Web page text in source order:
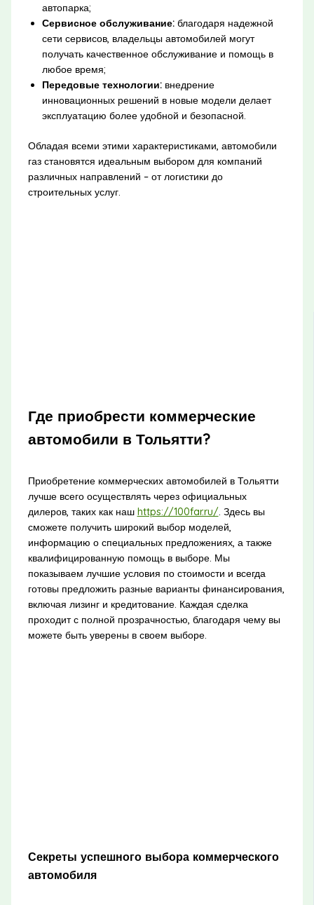
автопарка;
Сервисное обслуживание:благодаря надежной
сети сервисов, владельцы автомобилей могут
получать качественное обслуживание и помощь в
любое время;
Передовые технологии:внедрение
инновационных решений в новые модели делает
эксплуатацию более удобной и безопасной.
Обладая всеми этими характеристиками, автомобили
газ становятся идеальным выбором для компаний
различных направлений – от логистики до
строительных услуг.
Где приобрести коммерческие
автомобили в Тольятти?
Приобретение коммерческих автомобилей в Тольятти
лучше всего осуществлять через официальных
дилеров, таких как наш https://100far.ru/. Здесь вы
сможете получить широкий выбор моделей,
информацию о специальных предложениях, а также
квалифицированную помощь в выборе. Мы
показываем лучшие условия по стоимости и всегда
готовы предложить разные варианты финансирования,
включая лизинг и кредитование. Каждая сделка
проходит с полной прозрачностью, благодаря чему вы
можете быть уверены в своем выборе.
Секреты успешного выбора коммерческого
автомобиля